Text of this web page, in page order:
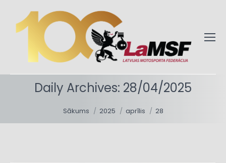
Daily Archives: 28/04/2025
Sākums 2025 aprīlis 28